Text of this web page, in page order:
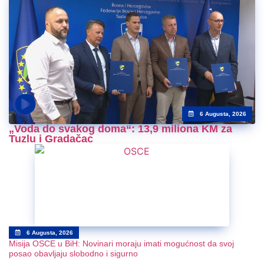
6 Augusta, 2026
„Voda do svakog doma“: 13,9 miliona KM za
Tuzlu i Gradačac
6 Augusta, 2026
Misija OSCE u BiH: Novinari moraju imati mogućnost da svoj
posao obavljaju slobodno i sigurno